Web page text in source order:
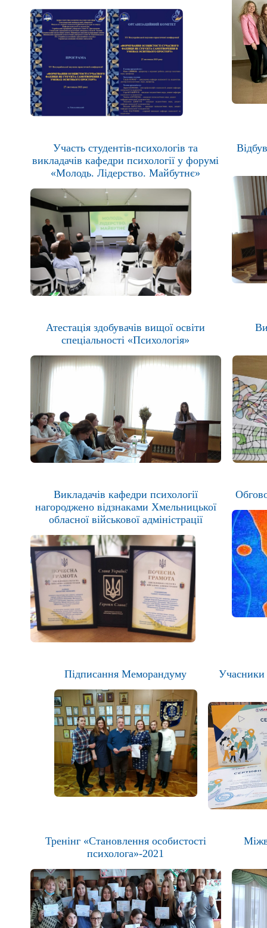
Участь студентів-психологів та
викладачів кафедри психології у форумі
«Молодь. Лідерство. Майбутнє»
Атестація здобувачів вищої освіти
спеціальності «Психологія»
Викладачів кафедри психології
нагороджено відзнаками Хмельницької
обласної військової адміністрації
Підписання Меморандуму Учасники
Тренінг «Становлення особистості
психолога»-2021